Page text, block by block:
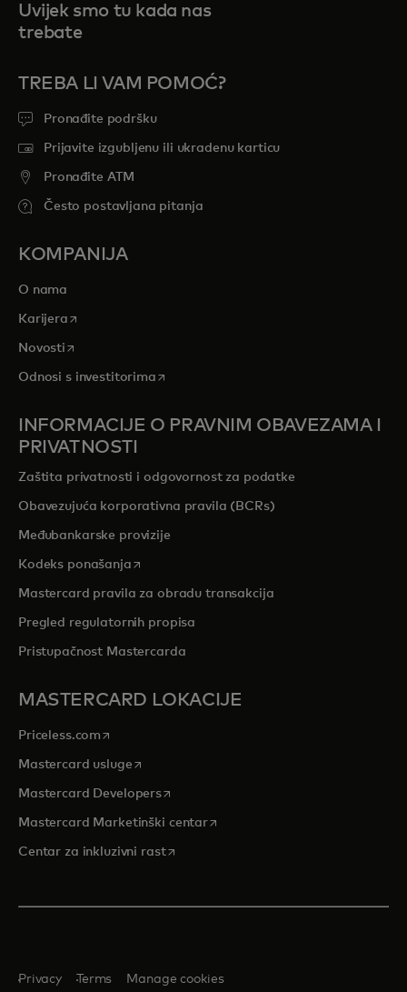
Uvijek smo tu kada nas
trebate
TREBA LI VAM POMOĆ?
Pronađite podršku
Prijavite izgubljenu ili ukradenu karticu
Pronađite ATM
Često postavljana pitanja
KOMPANIJA
O nama
Karijeraopens in a new tab
Novosti opens in a new tab
Odnosi s investitorimaopens in a new tab
INFORMACIJE O PRAVNIM OBAVEZAMA I
PRIVATNOSTI
Zaštita privatnosti i odgovornost za podatke
Obavezujuća korporativna pravila (BCRs)
Međubankarske provizije
Kodeks ponašanjaopens in a new tab
Mastercard pravila za obradu transakcija
Pregled regulatornih propisa
Pristupačnost Mastercarda
MASTERCARD LOKACIJE
Priceless.com opens in a new tab
Mastercard uslugeopens in a new tab
Mastercard Developersopens in a new tab
Mastercard Marketinški centaropens in a new tab
Centar za inkluzivni rastopens in a new tab
Privacy Terms Manage cookies